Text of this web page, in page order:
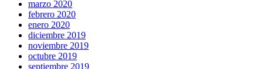
marzo 2020
febrero 2020
enero 2020
diciembre 2019
noviembre 2019
octubre 2019
septiembre 2019